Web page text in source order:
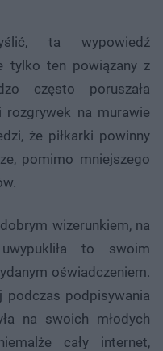
ta wypowiedź
tylko ten powiązany z
często poruszała
na murawie
że piłkarki powinny
pomimo mniejszego
wizerunkiem, na
to swoim
oświadczeniem.
podczas podpisywania
na swoich młodych
cały internet,